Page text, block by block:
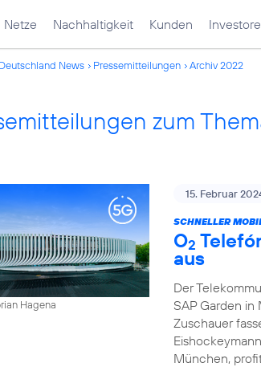
Netze Nachhaltigkeit Kunden
News Pressemitteilungen Archiv 2022
zum
Hagena
15. Februar
SCHNELLER
O2
aus
Der
SAP Garden in
Zuschauer
München,